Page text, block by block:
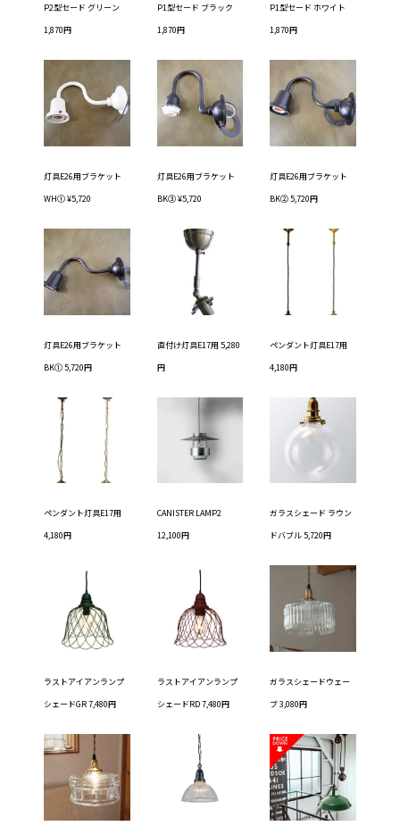
P2型セード グリーン
1,870円
P1型セード ブラック
1,870円
P1型セード ホワイト
1,870円
灯具E26用ブラケット
WH① ¥5,720
灯具E26用ブラケット
BK③ ¥5,720
灯具E26用ブラケット
BK② 5,720円
灯具E26用ブラケット
BK① 5,720円
直付け灯具E17用 5,280
円
ペンダント灯具E17用
4,180円
ペンダント灯具E17用
4,180円
CANISTER LAMP2
12,100円
ガラスシェード ラウン
ドバブル 5,720円
ラストアイアンランプ
シェードGR 7,480円
ラストアイアンランプ
シェードRD 7,480円
ガラスシェードウェー
ブ 3,080円